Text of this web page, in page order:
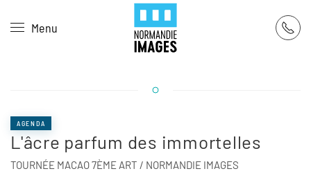
Skip to main content
Menu
AGENDA
L'âcre parfum des immortelles
TOURNÉE MACAO 7ÈME ART / NORMANDIE IMAGES
Panneau de gestion des cookies